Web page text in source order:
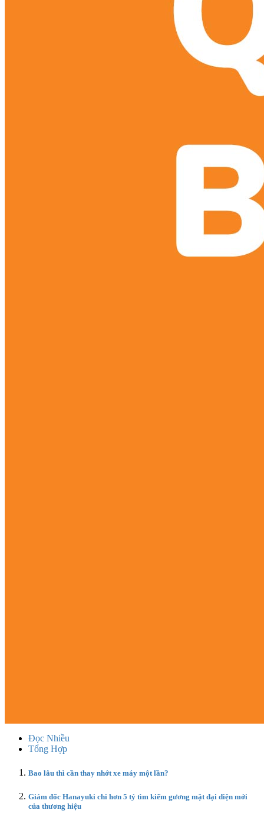
Đọc Nhiều
Tổng Hợp
Bao lâu thì cần thay nhớt xe máy một lần?
Giám đốc Hanayuki chi hơn 5 tỷ tìm kiếm gương mặt đại diện mới
của thương hiệu